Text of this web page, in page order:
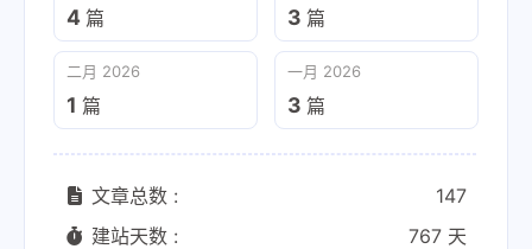
4 篇 3 篇
二月 2026
1 篇
一月 2026
3 篇
文章总数 :
147
建站天数 :
767 天